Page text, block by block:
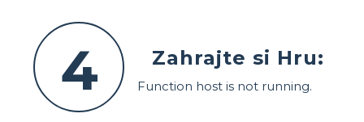
4 Zahrajte si Hru:
Function host is not running.